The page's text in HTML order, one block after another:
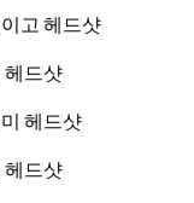
고 헤드샷
헤드샷
헤드샷
헤드샷